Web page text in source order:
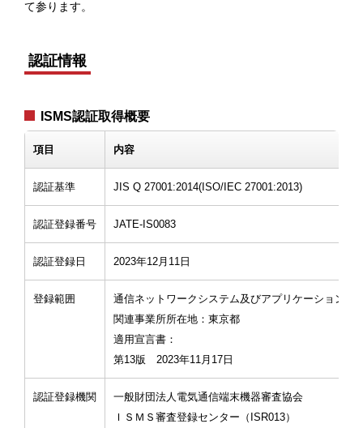
て参ります。
認証情報
ISMS認証取得概要
項目 内容
認証基準 JIS Q 27001:2014(ISO/IEC 27001:2013)
認証登録番号 JATE-IS0083
認証登録日 2023年12月11日
登録範囲
通信ネットワークシステム及びアプリケーションの
関連事業所所在地：東京都
適用宣言書：
第13版 2023年11月17日
認証登録機関
一般財団法人電気通信端末機器審査協会
ＩＳＭＳ審査登録センター（ISR013）